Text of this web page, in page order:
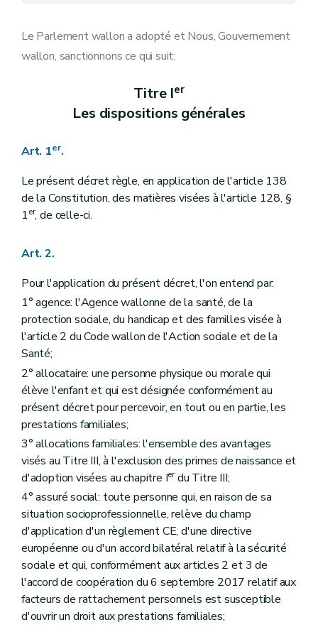
Art. 14
Art. 16
Les autres dispositions relatives au montant des prestations
Art. 19
Art. 21
Titre V La Caisse publique wallonne d'allocations familiales
Chapitre I
Dispositions générales
Art. 23
Art. 24
Chapitre II
Généralités
Art. 27
Section 2 Le Comité de gestion
Art. 28
Art. 29
Art. 30
Art. 31
Art. 32
Section 4 Dispositions communes au Comité de gestion et au
Art. 33
Art. 34
Art. 35
Art. 36
Chapitre III La gestion journalière
Art. 37
Art. 38
Art. 39
Art. 40
Art. 41
Chapitre IV Le personnel
Art. 42
Art. 43
Chapitre V Les ressources, budget, comptabilité et comptes
Art. 44
Art. 44
Le Parlement wallon a adopté et Nous, Gouvernement
wallon, sanctionnons ce qui suit:
Titre Ier
Les dispositions générales
Art. 1er.
Le présent décret règle, en application de l'article 138
de la Constitution, des matières visées à l'article 128, §
1er, de celle-ci.
Art. 2.
Pour l'application du présent décret, l'on entend par:
1° agence: l'Agence wallonne de la santé, de la
protection sociale, du handicap et des familles visée à
l'article 2 du Code wallon de l'Action sociale et de la
Santé;
2° allocataire: une personne physique ou morale qui
élève l'enfant et qui est désignée conformément au
présent décret pour percevoir, en tout ou en partie, les
prestations familiales;
3° allocations familiales: l'ensemble des avantages
visés au Titre III, à l'exclusion des primes de naissance et
d'adoption visées au chapitre Ierdu Titre III;
4° assuré social: toute personne qui, en raison de sa
situation socioprofessionnelle, relève du champ
d'application d'un règlement CE, d'une directive
européenne ou d'un accord bilatéral relatif à la sécurité
sociale et qui, conformément aux articles 2 et 3 de
l'accord de coopération du 6 septembre 2017 relatif aux
facteurs de rattachement personnels est susceptible
d'ouvrir un droit aux prestations familiales;